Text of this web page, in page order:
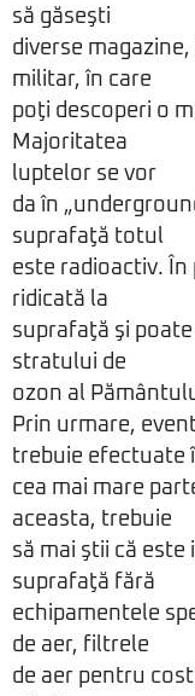
să găseşti
diverse
militar, în care
poţi descoperi o
Majoritatea
luptelor se vor
da în
suprafaţă totul
este radioactiv.
ridicată la
suprafaţă şi
stratului de
ozon al
Prin urmare,
trebuie efectuate
cea mai mare
aceasta, trebuie
să mai ştii că
suprafaţă fără
echipamentele
de aer, filtrele
de aer pentru